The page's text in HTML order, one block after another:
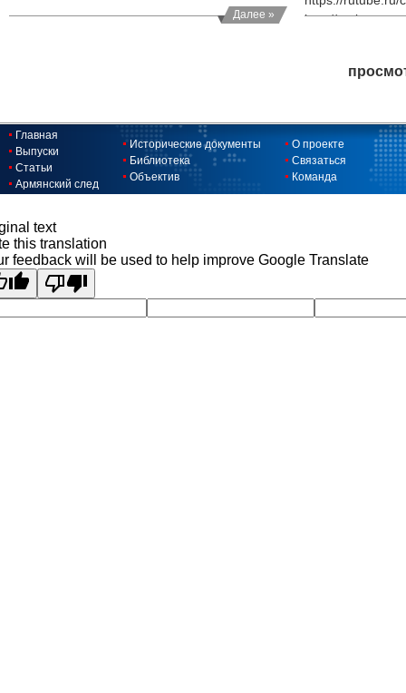
Далее »
http://
Главная
Выпуски
Статьи
Армянский след
Исторические документы
Библиотека
Объектив
О проекте
Связаться
Команда
text
this translation
feedback will be used to help improve Google Translate